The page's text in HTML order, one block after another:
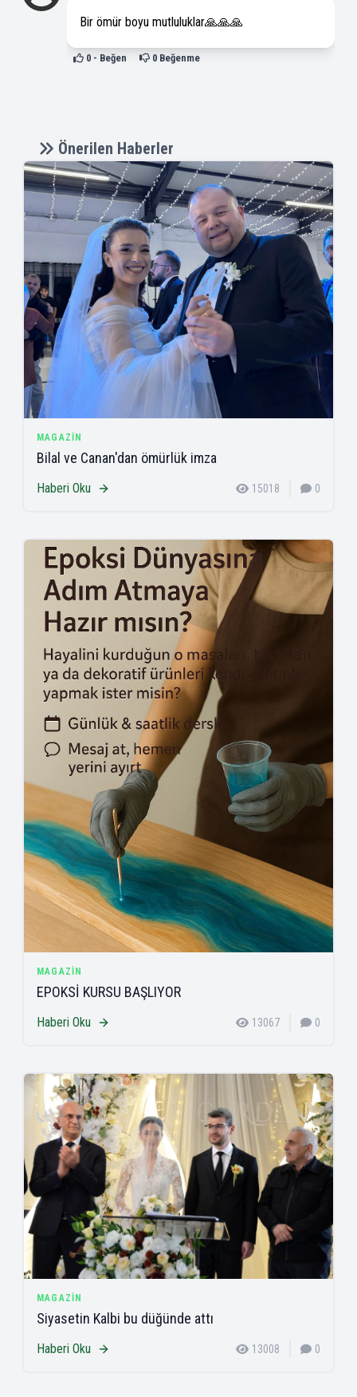
Bir ömür boyu mutluluklar🙏🙏🙏
0- Beğen 0Beğenme
Önerilen Haberler
MAGAZIN
Bilal ve Canan'dan ömürlük imza
Haberi Oku 15018 0
MAGAZIN
EPOKSİ KURSU BAŞLIYOR
Haberi Oku 13067 0
MAGAZIN
Siyasetin Kalbi bu düğünde attı
Haberi Oku 13008 0